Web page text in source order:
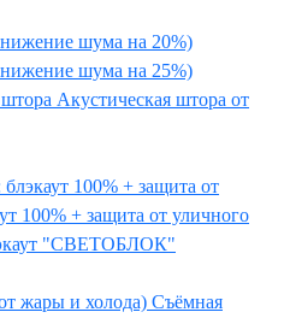
шума на 20%)
шума на 25%)
Акустическая штора от
100% + защита от
100% + защита от уличного
"СВЕТОБЛОК"
жары и холода) Съёмная